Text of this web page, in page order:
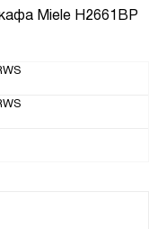
Miele H2661BP